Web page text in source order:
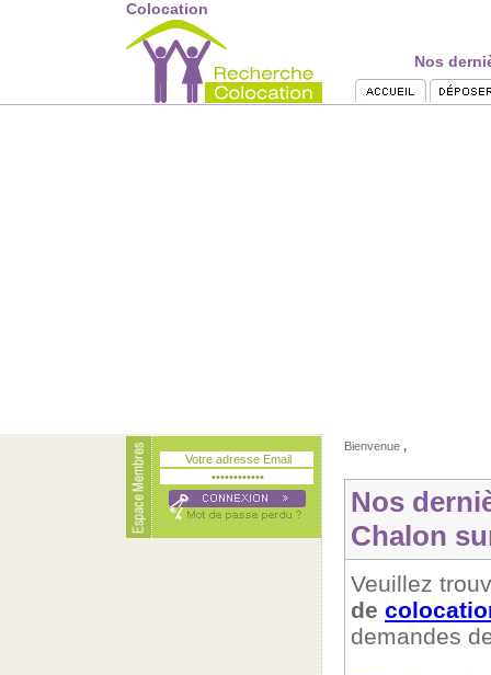
Colocation
Nos
Bienvenue ,
Nos
Chalon
Veuillez
de
demandes